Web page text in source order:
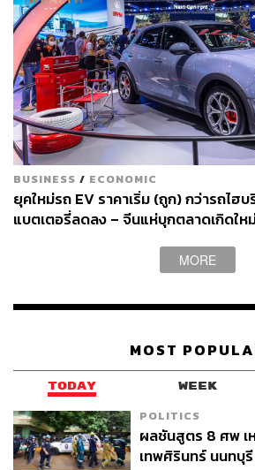
BUSINESS / ECONOMIC
ยุคใหม่รถ EV ราคาเริ่ม (ถูก) กว่ารถไฮ
แบตเตอรี่ลดลง – จีนแห่บุกตลาดเกิดให
MORE
MOST
TODAY WEEK
POLITICS
ผลชันสูตร 8 ศพ เ
เทพศิรินทร์ นนทบุ